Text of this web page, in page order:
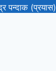
पन्दाक (प्रयास)